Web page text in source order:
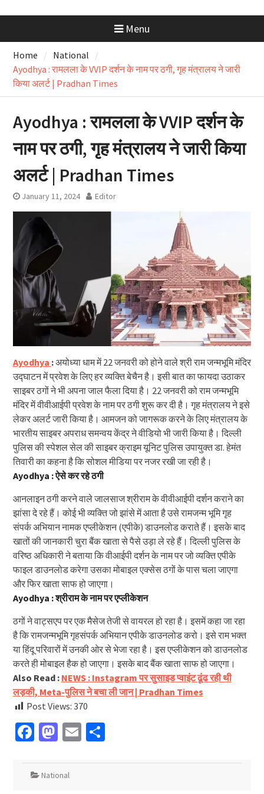
Menu
Home
National
Ayodhya : रामलला के VVIP दर्शन के नाम पर ठगी, गृह मंत्रालय ने जारी
किया अलर्ट | Pradhan Times
Ayodhya : रामलला के VVIP दर्शन के
नाम पर ठगी, गृह मंत्रालय ने जारी किया
अलर्ट | Pradhan Times
January 11, 2024 Editor
Ayodhya :अयोध्या धाम में 22 जनवरी को होने वाले श्री राम जन्मभूमि मंदिर
उद्घाटन में प्रवेश के लिए हर व्यक्ति बेचैन है। इसी बात का फायदा उठाकर
साइबर ठगों ने भी अपना जाल फैला दिया है। 22 जनवरी को राम जन्मभूमि
मंदिर में वीवीआईपी प्रवेश के नाम पर ठगी शुरू कर दी है। गृह मंत्रालय ने इसे
लेकर अलर्ट जारी किया है। आमजन को जागरूक करने के लिए मंत्रालय के
भारतीय साइबर अपराध समन्वय केंद्र ने वीडियो भी जारी किया है। दिल्ली
पुलिस की स्पेशल सेल की साइबर क्राइम यूनिट पुलिस उपायुक्त डा. हेमंत
तिवारी का कहना है कि सोशल मीडिया पर नजर रखी जा रही है।
Ayodhya :ऐसे कर रहे ठगी
आनलाइन ठगी करने वाले जालसाज श्रीराम के वीवीआईपी दर्शन कराने का
झांसा दे रहे हैं। कोई भी व्यक्ति जो झांसे में आता है उसे रामजन्म भूमि गृह
संपर्क अभियान नामक एप्लीकेशन (एपीके) डाउनलोड कराते हैं। इसके बाद
खातों की जानकारी चुरा बैंक खाता से पैसे उड़ा ले रहे हैं। दिल्ली पुलिस के
वरिष्ठ अधिकारी ने बताया कि वीआईपी दर्शन के नाम पर जो व्यक्ति एपीके
फाइल डाउनलोड करेगा उसका मोबाइल एक्सेस ठगों के पास चला जाएगा
और फिर खाता साफ हो जाएगा।
Ayodhya :श्रीराम के नाम पर एप्लीकेशन
ठगों ने वाट्सएप पर एक मैसेज तेजी से वायरल हो रहा है। इसमें कहा जा रहा
है कि रामजन्मभूमि गृहसंपर्क अभियान एपीके डाउनलोड करो। इसे राम भक्त
या हिंदू परिवारों में उनकी ओर से भेजा रहा है। इस एप्लीकेशन को डाउनलोड
करते ही मोबाइल हैक हो जाएगा। इसके बाद बैंक खाता साफ हो जाएगा।
Also Read : NEWS : Instagram पर सुसाइड प्वाइंट ढूंढ रही थी
लड़की, Meta-पुलिस ने बचा ली जान | Pradhan Times
Post Views: 370
Facebook
Mastodon
EmailShare
National